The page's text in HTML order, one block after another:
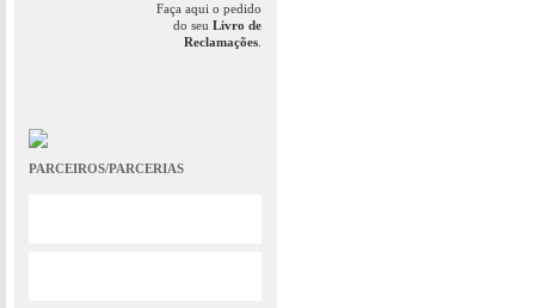
Faça aqui o pedido
do seu Livro de
Reclamações
PARCEIROS/PARCERIAS